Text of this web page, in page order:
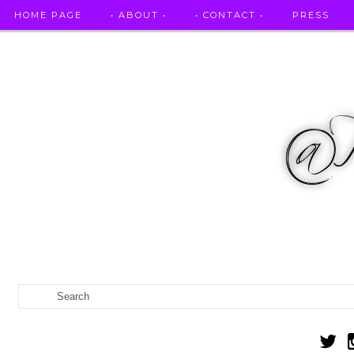
HOME PAGE • ABOUT • • CONTACT • PRESS